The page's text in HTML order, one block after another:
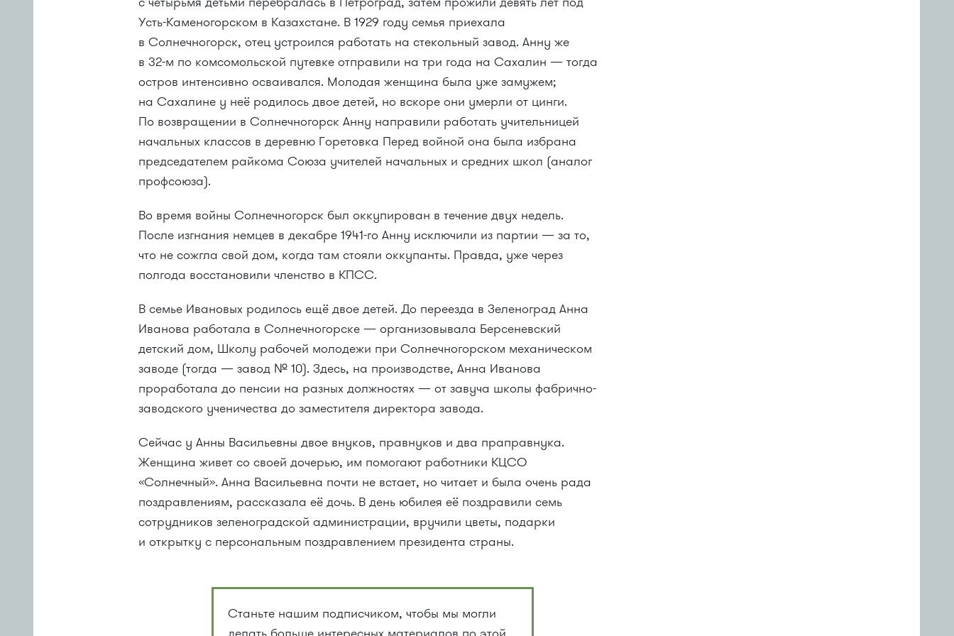
Усть-Каменогорском в Казахстане. В 1929 году семья приехала
в Солнечногорск, отец устроился работать на стекольный завод. Анну же
в32-м по комсомольской путевке отправили на три года на Сахалин — тогда
остров интенсивно осваивался. Молодая женщина была уже замужем;
на Сахалине у неё родилось двое детей, но вскоре они умерли от цинги.
По возвращении в Солнечногорск Анну направили работать учительницей
начальных классов в деревню Горетовка Перед войной она была избрана
председателем райкома Союза учителей начальных и средних школ (аналог
профсоюза).
Во время войны Солнечногорск был оккупирован в течение двух недель.
После изгнания немцев в декабре1941-го Анну исключили из партии — за то,
что не сожгла свой дом, когда там стояли оккупанты. Правда, уже через
полгода восстановили членство в КПСС.
В семье Ивановых родилось ещё двое детей. До переезда в Зеленоград Анна
Иванова работала в Солнечногорске — организовывала Берсеневский
детский дом, Школу рабочей молодежи при Солнечногорском механическом
заводе (тогда — завод № 10). Здесь, на производстве, Анна Иванова
проработала до пенсии на разных должностях — от завуча школы фабрично-
заводского ученичества до заместителя директора завода.
Сейчас у Анны Васильевны двое внуков, правнуков и два праправнука.
Женщина живет со своей дочерью, им помогают работники КЦСО
«Солнечный». Анна Васильевна почти не встает, но читает и была очень рада
поздравлениям, рассказала её дочь. В день юбилея её поздравили семь
сотрудников зеленоградской администрации, вручили цветы, подарки
и открытку с персональным поздравлением президента страны.
Станьте нашим подписчиком, чтобы мы могли